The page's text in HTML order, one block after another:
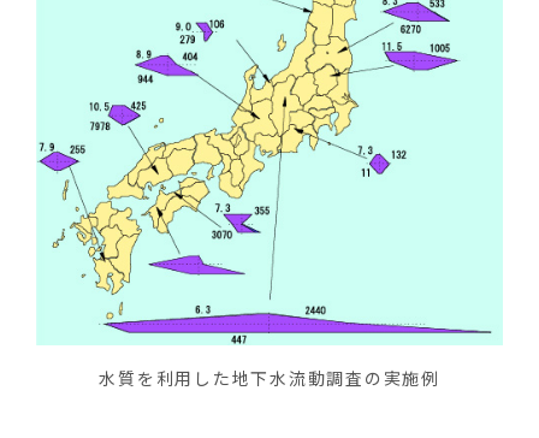
水質を利用した地下水流動調査の実施例